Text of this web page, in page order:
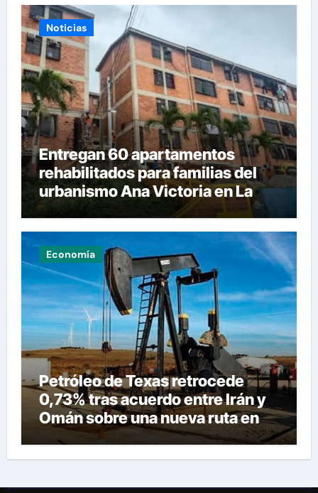
Noticias
Entregan 60 apartamentos
rehabilitados para familias del
urbanismo Ana Victoria en La
Guaira
Economía
Petróleo de Texas retrocede
0,73% tras acuerdo entre Irán y
Omán sobre una nueva ruta en
Ormuz